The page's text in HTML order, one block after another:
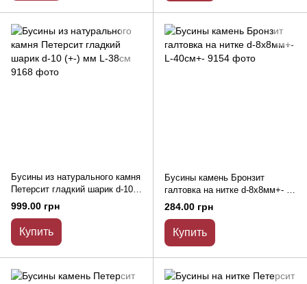
Бусины из натурального камня
Петерсит гладкий шарик d-10
(+-) мм L-38см
999.00 грн
Купить
Бусины камень Бронзит
галтовка на нитке d-8х8мм+- L-
40см+-
284.00 грн
Купить